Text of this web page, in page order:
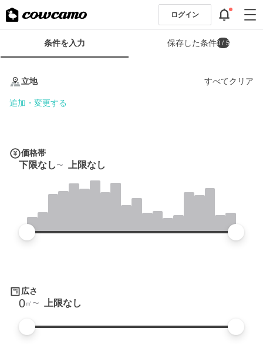
ログイン
条
条件を入力 保存した条件0 / 5
立地 すべてクリア
追加・変更する
価格帯
下限なし 上限なし
広さ
0㎡ 上限なし